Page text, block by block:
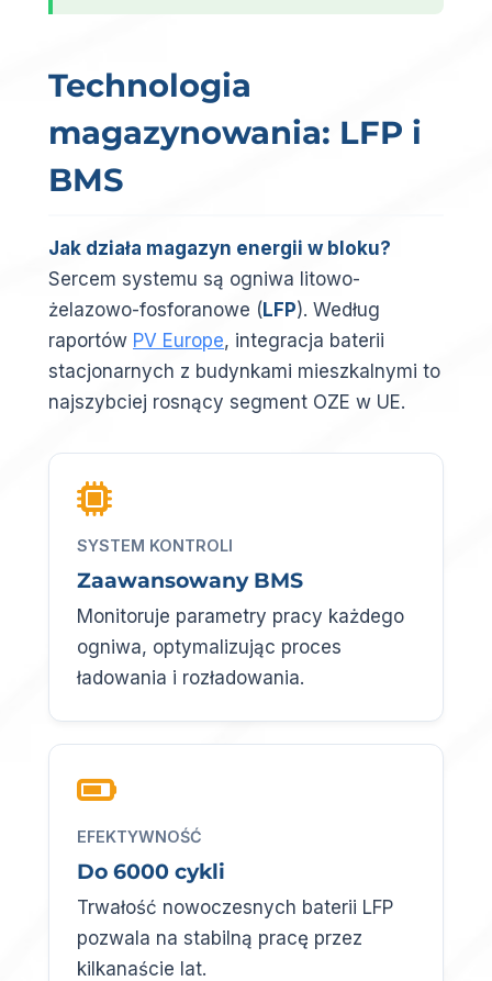
Technologia
magazynowania: LFP i
BMS
Jak działa magazyn energii w bloku?
Sercem systemu są ogniwa litowo-
żelazowo-fosforanowe (LFP). Według
raportów PV Europe, integracja baterii
stacjonarnych z budynkami mieszkalnymi to
najszybciej rosnący segment OZE w UE.
SYSTEM KONTROLI
Zaawansowany BMS
Monitoruje parametry pracy każdego
ogniwa, optymalizując proces
ładowania i rozładowania.
EFEKTYWNOŚĆ
Do 6000 cykli
Trwałość nowoczesnych baterii LFP
pozwala na stabilną pracę przez
kilkanaście lat.